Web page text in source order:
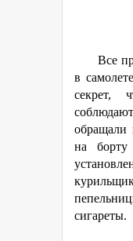
Все
в
секрет,
обращали
на
сигареты.